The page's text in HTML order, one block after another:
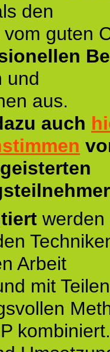
den
guten
und
aus.
auch
werden
Arbeit
mit